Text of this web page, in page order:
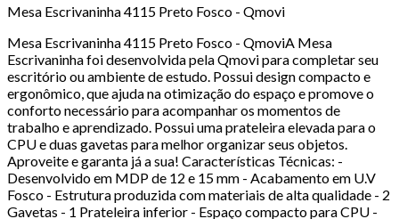
Mesa Escrivaninha 4115 Preto Fosco - Qmovi
Mesa Escrivaninha 4115 Preto Fosco - QmoviA Mesa
Escrivaninha foi desenvolvida pela Qmovi para completar seu
escritório ou ambiente de estudo. Possui design compacto e
ergonômico, que ajuda na otimização do espaço e promove o
conforto necessário para acompanhar os momentos de
trabalho e aprendizado. Possui uma prateleira elevada para o
CPU e duas gavetas para melhor organizar seus objetos.
Aproveite e garanta já a sua! Características Técnicas: -
Desenvolvido em MDP de 12 e 15 mm - Acabamento em U.V
Fosco - Estrutura produzida com materiais de alta qualidade - 2
Gavetas - 1 Prateleira inferior - Espaço compacto para CPU -